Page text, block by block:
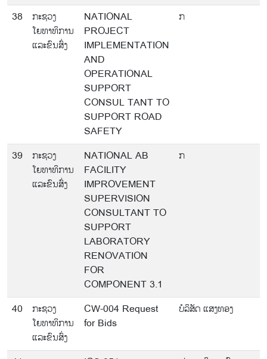
38
ກະຊວງ
ໂຍທາທິການ
ແລະຂົນສົ່ງ
NATIONAL
PROJECT
IMPLEMENTATION
AND
OPERATIONAL
SUPPORT
CONSUL TANT TO
SUPPORT ROAD
SAFETY
ກ
39
ກະຊວງ
ໂຍທາທິການ
ແລະຂົນສົ່ງ
NATIONAL AB
FACILITY
IMPROVEMENT
SUPERVISION
CONSULTANT TO
SUPPORT
LABORATORY
RENOVATION
FOR
COMPONENT 3.1
ກ
40
ກະຊວງ
ໂຍທາທິການ
ແລະຂົນສົ່ງ
CW-004 Request
for Bids
ບໍລິສັດ ແສງທອງ